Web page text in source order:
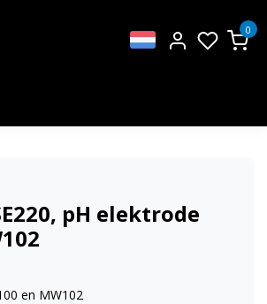
0
pH elektrode
en MW102